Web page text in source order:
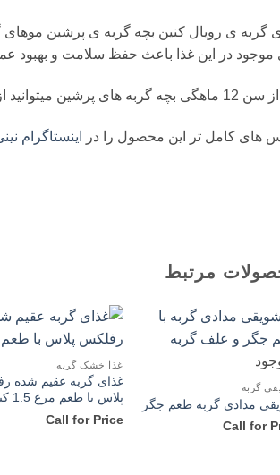
گربه ی رویال کنین بچه گربه ی پرشین موهای
موجود در این غذا باعث حفظ سلامت و بهبود
گربه های پرشین میتوانید از
های کامل تر این محصول را در اینستاگرام
مرتبط
گربه
مدادی گربه طعم جگر
Call for
غذا خشک گربه
غذای گربه عقیم شده
پلاس با طعم مرغ 1.5 کیلوگرم
Call for Price